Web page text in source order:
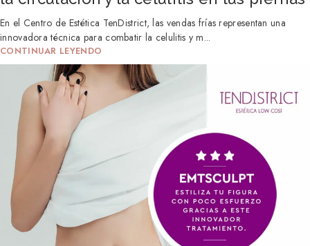
En el Centro de Estética TenDistrict, las vendas frías representan una
innovadora técnica para combatir la celulitis y m...
CONTINUAR LEYENDO